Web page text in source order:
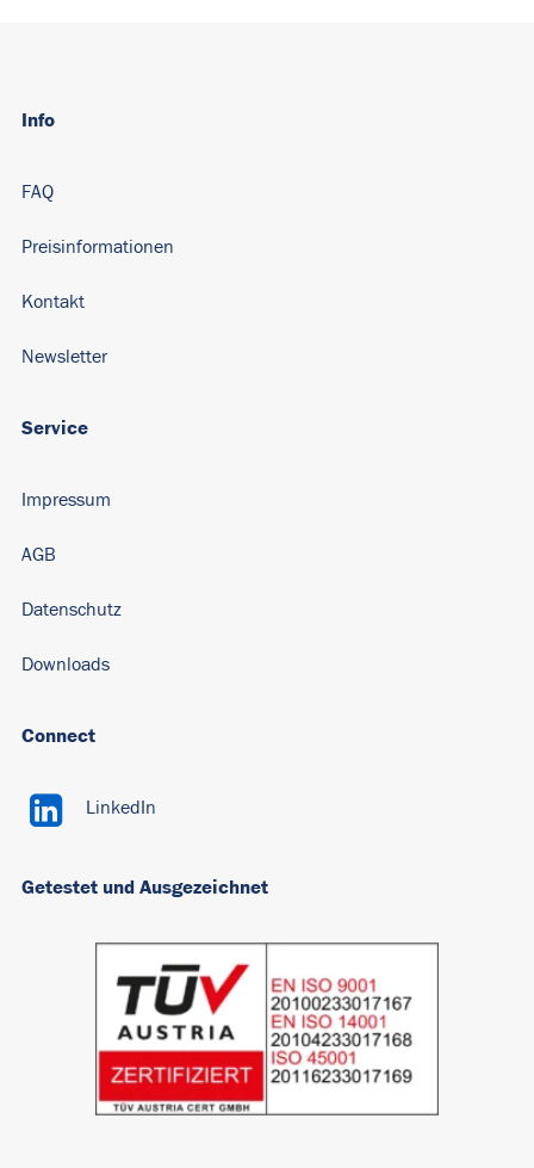
Service
Impressum
AGB
Datenschutz
Downloads
Info
FAQ
Preisinformationen
Kontakt
Newsletter
Connect
LinkedIn
Getestet und Ausgezeichnet